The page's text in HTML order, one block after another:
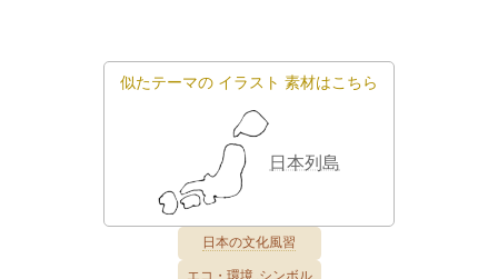
似たテーマの イラスト 素材はこちら
日本列島
日本の文化風習